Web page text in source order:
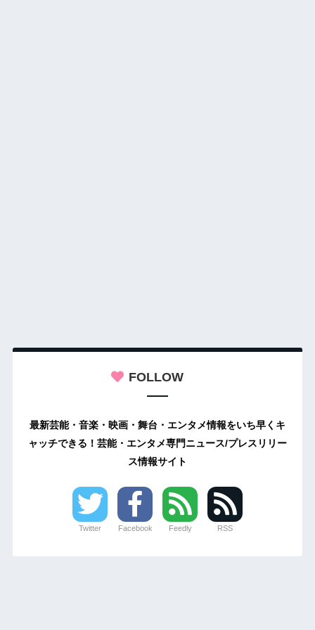
FOLLOW
最新芸能・音楽・映画・舞台・エンタメ情報をいち早くキ
ャッチできる！芸能・エンタメ専門ニュース/プレスリリー
ス情報サイト
Twitter Facebook Feedly RSS